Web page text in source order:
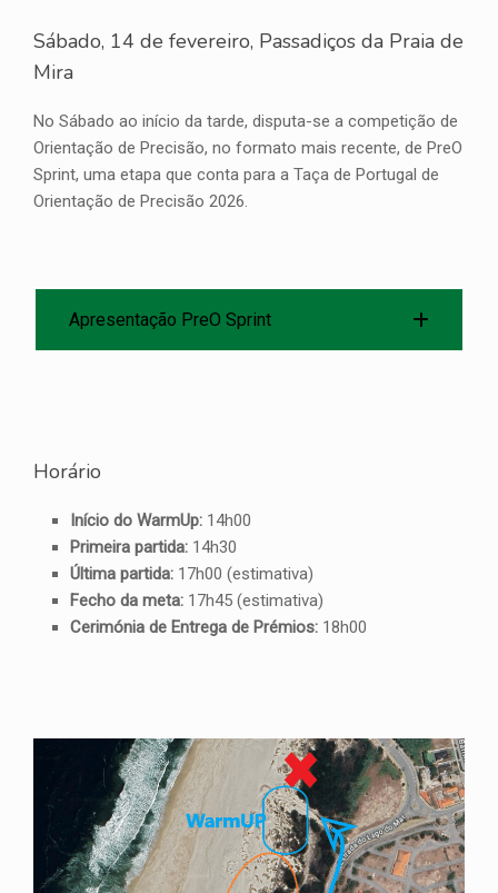
Sábado, 14 de fevereiro, Passadiços da Praia de
Mira
No Sábado ao início da tarde, disputa-se a competição de
Orientação de Precisão, no formato mais recente, de PreO
Sprint, uma etapa que conta para a Taça de Portugal de
Orientação de Precisão 2026.
Apresentação PreO Sprint
Horário
Início do WarmUp:14h00
Primeira partida:14h30
Última partida:17h00 (estimativa)
Fecho da meta:17h45 (estimativa)
Cerimónia de Entrega de Prémios:18h00